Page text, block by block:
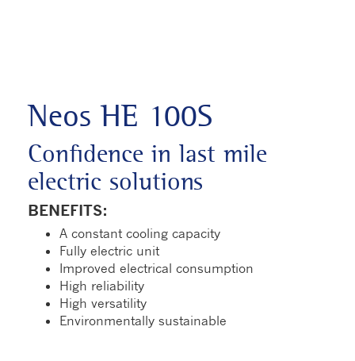
Neos HE 100S
Confidence in last mile
electric solutions
BENEFITS:
A constant cooling capacity
Fully electric unit
Improved electrical consumption
High reliability
High versatility
Environmentally sustainable